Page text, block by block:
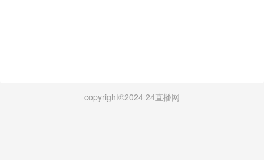
copyright©2024 24直播网